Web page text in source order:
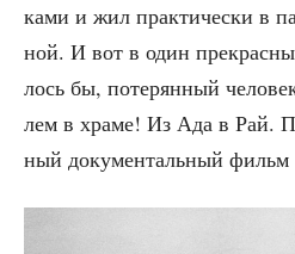
ка­ми и жил прак­ти­че­ски в
ной. И вот в один
лось бы, поте­рян­ный
лем в хра­ме! Из Ада в Рай.
ный доку­мен­таль­ный фильм